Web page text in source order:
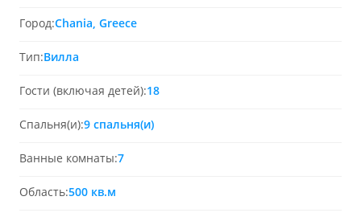
Город:Chania, Greece
Тип:Вилла
Гости (включая детей):18
Спальня(и):9 спальня(и)
Ванные комнаты:7
Область:500 кв.м